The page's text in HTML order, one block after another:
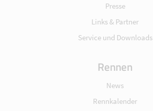
Presse
Links & Partner
Service und Downloads
Rennen
News
Rennkalender